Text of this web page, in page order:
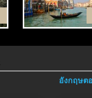
อังกฤษต